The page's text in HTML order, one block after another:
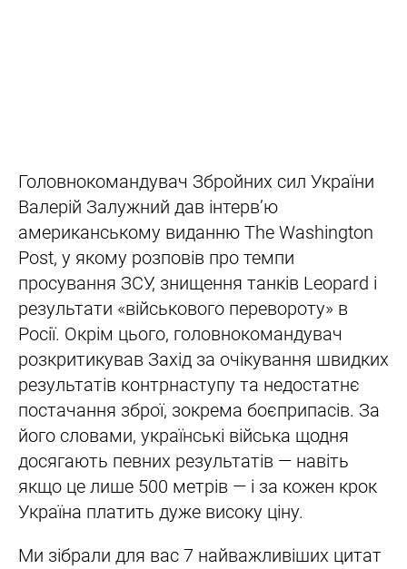
Головнокомандувач Збройних сил України
Валерій Залужний дав інтерв’ю
американському виданню The Washington
Post, у якому розповів про темпи
просування ЗСУ, знищення танків Leopard і
результати «військового перевороту» в
Росії. Окрім цього, головнокомандувач
розкритикував Захід за очікування швидких
результатів контрнаступу та недостатнє
постачання зброї, зокрема боєприпасів. За
його словами, українські війська щодня
досягають певних результатів — навіть
якщо це лише 500 метрів — і за кожен крок
Україна платить дуже високу ціну.
Ми зібрали для вас 7 найважливіших цитат